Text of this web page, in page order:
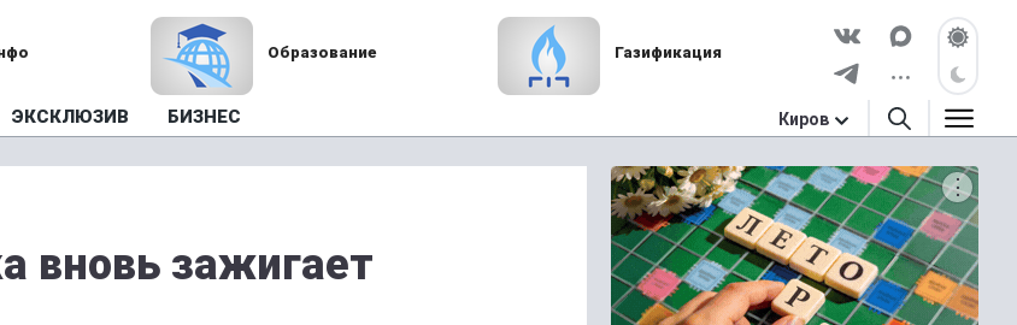
Образование Газификация
ЭКСКЛЮЗИВ БИЗНЕС Киров
вновь зажигает